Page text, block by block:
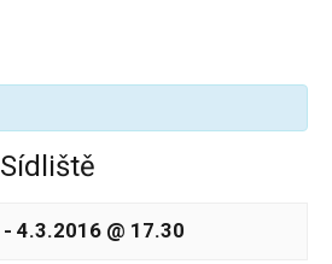
- 4.3.2016 @ 17.30